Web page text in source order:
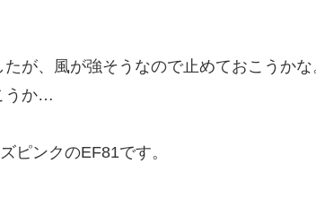
が、風が強そうなので止めておこうか
うか…
ピンクのEF81です。